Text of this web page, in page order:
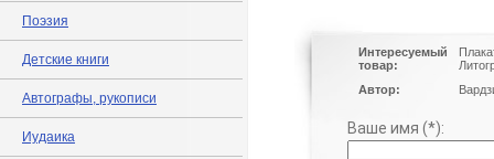
Поэзия
Детские книги
Автографы, рукописи
Иудаика
Интересуемый
товар:
Автор:
Ваше имя (*):